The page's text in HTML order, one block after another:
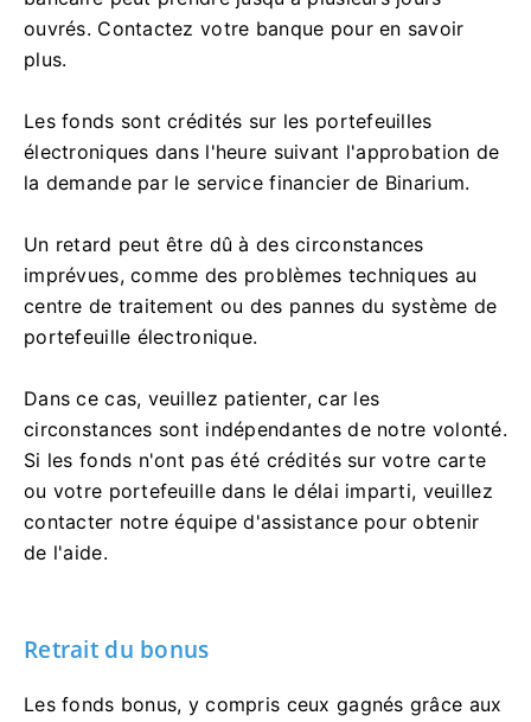
ouvrés. Contactez votre banque pour en savoir
plus.
Les fonds sont crédités sur les portefeuilles
électroniques dans l'heure suivant l'approbation de
la demande par le service financier de Binarium.
Un retard peut être dû à des circonstances
imprévues, comme des problèmes techniques au
centre de traitement ou des pannes du système de
portefeuille électronique.
Dans ce cas, veuillez patienter, car les
circonstances sont indépendantes de notre volonté.
Si les fonds n'ont pas été crédités sur votre carte
ou votre portefeuille dans le délai imparti, veuillez
contacter notre équipe d'assistance pour obtenir
de l'aide.
Retrait du bonus
Les fonds bonus, y compris ceux gagnés grâce aux